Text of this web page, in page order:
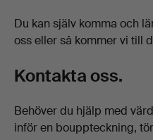
Du kan själv komma och
oss eller så kommer vi till
Kontakta oss.
Behöver du hjälp med
inför en bouppteckning,